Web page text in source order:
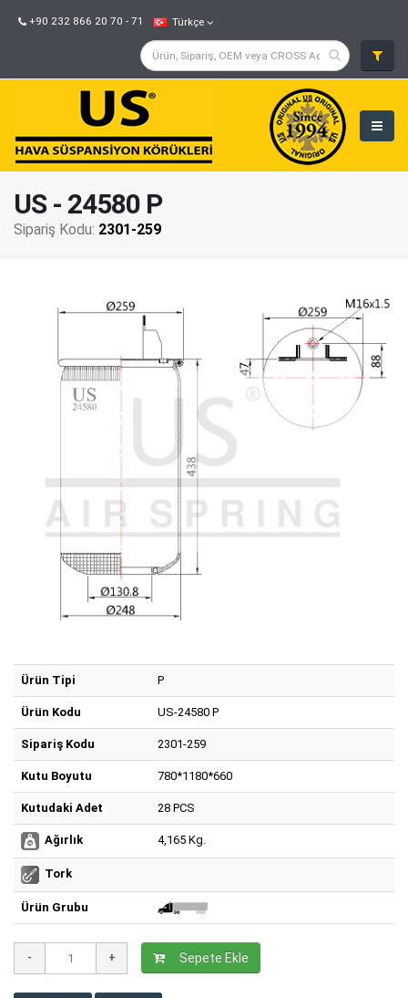
+90 232 866 20 70 - 71 Türkçe
US - 24580 P
Sipariş Kodu: 2301-259
Ürün Tipi P
Ürün Kodu US-24580 P
Sipariş Kodu 2301-259
Kutu Boyutu 780*1180*660
Kutudaki Adet 28 PCS
Ağırlık 4,165 Kg.
Tork
Ürün Grubu
Sepete Ekle